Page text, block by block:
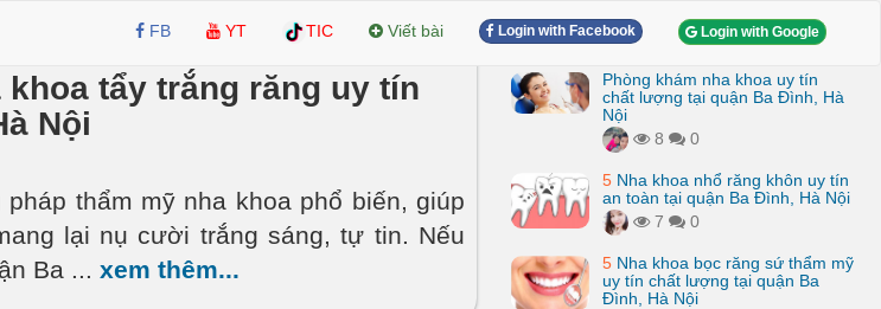
FB YT TIC Viết bài Login with Facebook Login with Google
khoa tẩy trắng răng uy tín
Nội
thẩm mỹ nha khoa phổ biến, giúp
lại nụ cười trắng sáng, tự tin. Nếu
Ba ... xem thêm...
Phòng khám nha khoa uy tín
chất lượng tại quận Ba Đình, Hà
Nội
8
0
5 Nha khoa nhổ răng khôn uy tín
an toàn tại quận Ba Đình, Hà Nội
7
0
5 Nha khoa bọc răng sứ thẩm mỹ
uy tín chất lượng tại quận Ba
Đình, Hà Nội